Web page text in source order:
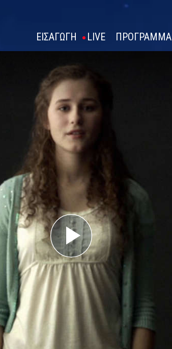
ΕΙΣΑΓΩΓΗ LIVE ΠΡΟΓΡΑΜΜΑ
Play
Video